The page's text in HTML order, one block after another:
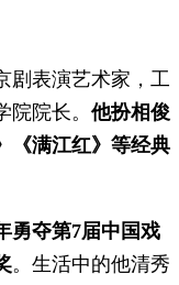
剧表演艺术家，工
院长。 他扮相俊
《满江红》等经典
勇夺第7届中国戏
。生活中的他清秀